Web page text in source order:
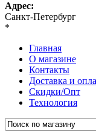
Адрес:
Санкт-Петербург
*
Главная
О магазине
Контакты
Доставка и
Скидки/Опт
Технология